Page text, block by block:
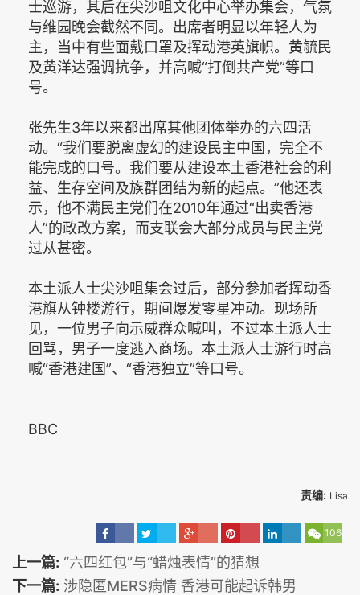
士巡游，其后在尖沙咀文化中心举办集会，气氛
与维园晚会截然不同。出席者明显以年轻人为
主，当中有些面戴口罩及挥动港英旗帜。黄毓民
及黄洋达强调抗争，并高喊“打倒共产党”等口
号。
张先生3年以来都出席其他团体举办的六四活
动。“我们要脱离虚幻的建设民主中国，完全不
能完成的口号。我们要从建设本土香港社会的利
益、生存空间及族群团结为新的起点。”他还表
示，他不满民主党们在2010年通过“出卖香港
人”的政改方案，而支联会大部分成员与民主党
过从甚密。
本土派人士尖沙咀集会过后，部分参加者挥动香
港旗从钟楼游行，期间爆发零星冲动。现场所
见，一位男子向示威群众喊叫，不过本土派人士
回骂，男子一度逃入商场。本土派人士游行时高
喊“香港建国”、“香港独立”等口号。
BBC
责编: Lisa
106
上一篇: “六四红包”与“蜡烛表情”的猜想
下一篇: 涉隐匿MERS病情 香港可能起诉韩男